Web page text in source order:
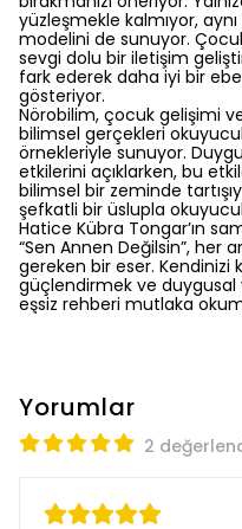
yüzleşmekle kalmıyor,
modelini de sunuyor.
sevgi dolu bir iletişim
fark ederek daha iyi bir
gösteriyor.
Nörobilim, çocuk gelişimi
bilimsel gerçekleri
örnekleriyle sunuyor.
etkilerini açıklarken, bu
bilimsel bir zeminde
şefkatli bir üslupla
Hatice Kübra Tongar’ın
“Sen Annen Değilsin”, her
gereken bir eser. Kendinizi
güçlendirmek ve duygusal
eşsiz rehberi mutlaka
Yorumlar
2